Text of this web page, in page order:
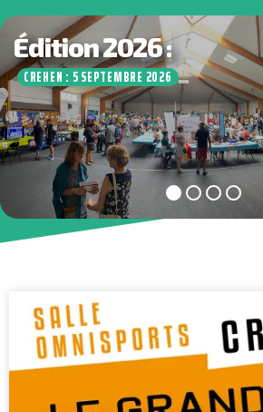
Édition 2026 :
CREHEN : 5 SEPTEMBRE 2026